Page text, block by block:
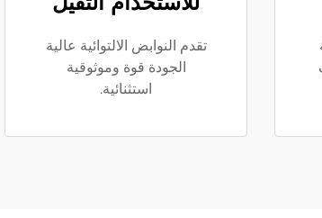
تقدم النوابض الالتوائية عالية
الجودة قوة وموثوقية
استثنائية.